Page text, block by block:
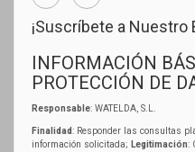
¡Suscríbete a Nuestro
INFORMACIÓN
PROTECCIÓN DE
Responsable: WATELDA, S.L.
Finalidad: Responder las consultas
información solicitada; Legitimación: